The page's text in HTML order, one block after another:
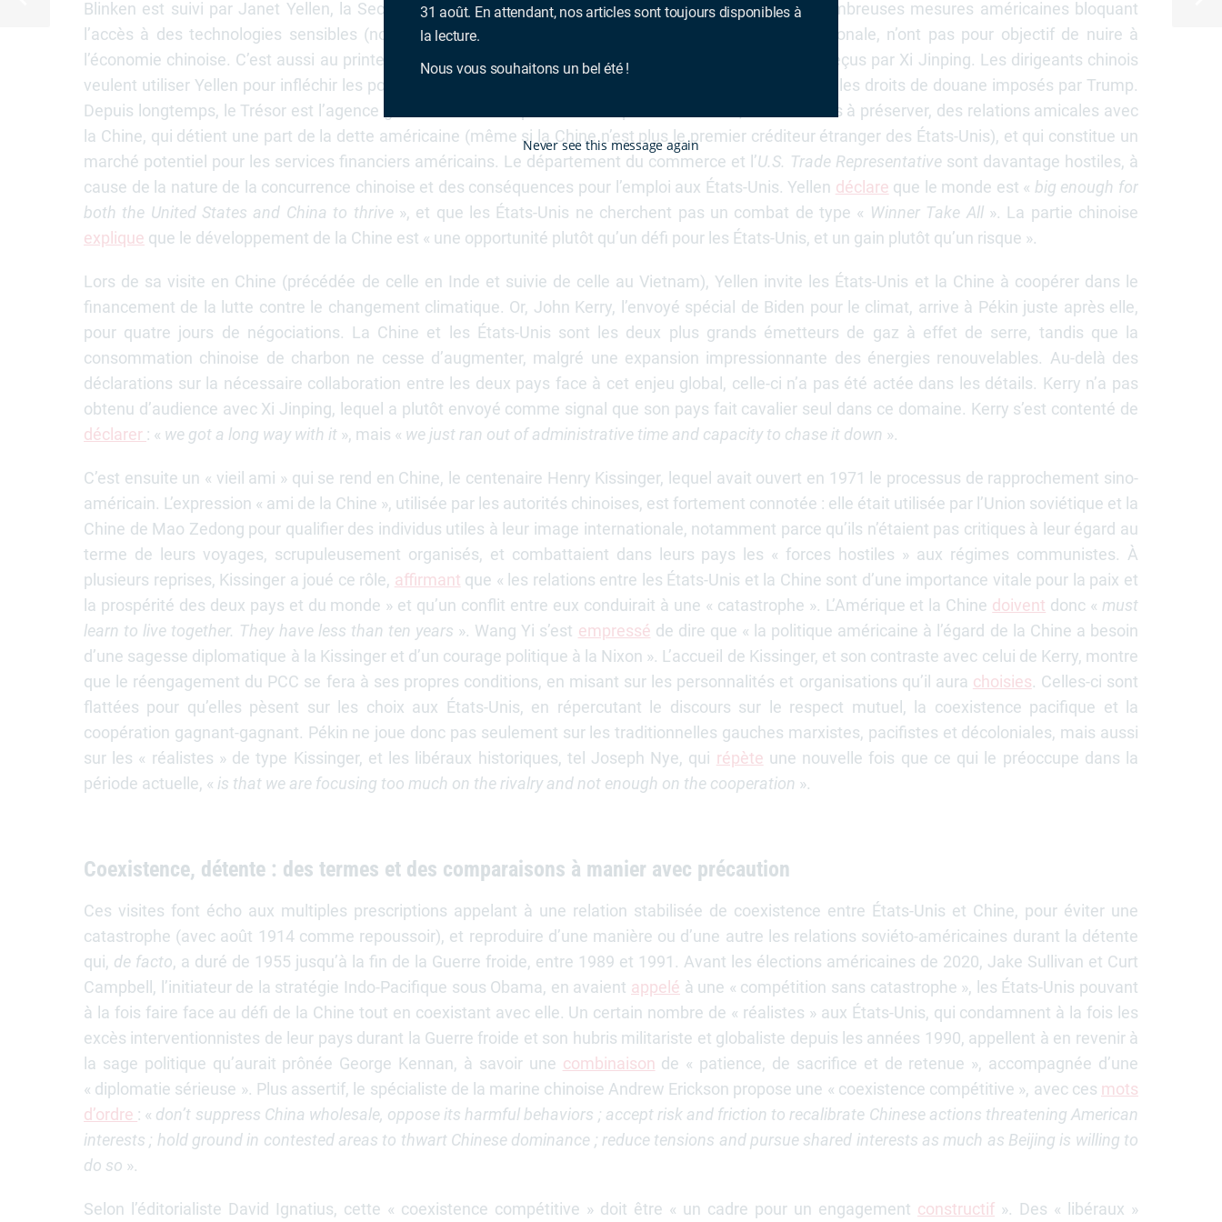
Blinken est suivi par Janet Yellen, la Secrétaire au Trésor, qui cherche à convaincre Pékin que les nombreuses mesures américaines bloquant
l’accès à des technologies sensibles (notamment les semi-conducteurs), au nom de la sécurité nationale, n’ont pas pour objectif de nuire à
l’économie chinoise. C’est aussi au printemps qu’Elon Musk et Bill Gates se rendent en Chine, et sont reçus par Xi Jinping. Les dirigeants chinois
veulent utiliser Yellen pour infléchir les positions de l’administration Biden, d’autant qu’elle avait critiqué les droits de douane imposés par Trump.
Depuis longtemps, le Trésor est l’agence gouvernementale qui cherche le plus à entretenir, et désormais à préserver, des relations amicales avec
la Chine, qui détient une part de la dette américaine (même si la Chine n’est plus le premier créditeur étranger des États-Unis), et qui constitue un
marché potentiel pour les services financiers américains. Le département du commerce et l’U.S. Trade Representative sont davantage hostiles, à
cause de la nature de la concurrence chinoise et des conséquences pour l’emploi aux États-Unis. Yellen déclare que le monde est « big enough for
both the United States and China to thrive», et que les États-Unis ne cherchent pas un combat de type « Winner Take All». La partie chinoise
explique que le développement de la Chine est « une opportunité plutôt qu’un défi pour les États-Unis, et un gain plutôt qu’un risque ».
Lors de sa visite en Chine (précédée de celle en Inde et suivie de celle au Vietnam), Yellen invite les États-Unis et la Chine à coopérer dans le
financement de la lutte contre le changement climatique. Or, John Kerry, l’envoyé spécial de Biden pour le climat, arrive à Pékin juste après elle,
pour quatre jours de négociations. La Chine et les États-Unis sont les deux plus grands émetteurs de gaz à effet de serre, tandis que la
consommation chinoise de charbon ne cesse d’augmenter, malgré une expansion impressionnante des énergies renouvelables. Au-delà des
déclarations sur la nécessaire collaboration entre les deux pays face à cet enjeu global, celle-ci n’a pas été actée dans les détails. Kerry n’a pas
obtenu d’audience avec Xi Jinping, lequel a plutôt envoyé comme signal que son pays fait cavalier seul dans ce domaine. Kerry s’est contenté de
déclarer : « we got a long way with it », mais « we just ran out of administrative time and capacity to chase it down ».
C’est ensuite un « vieil ami » qui se rend en Chine, le centenaire Henry Kissinger, lequel avait ouvert en 1971 le processus de rapprochement sino-
américain. L’expression « ami de la Chine », utilisée par les autorités chinoises, est fortement connotée : elle était utilisée par l’Union soviétique et la
Chine de Mao Zedong pour qualifier des individus utiles à leur image internationale, notamment parce qu’ils n’étaient pas critiques à leur égard au
terme de leurs voyages, scrupuleusement organisés, et combattaient dans leurs pays les « forces hostiles » aux régimes communistes. À
plusieurs reprises, Kissinger a joué ce rôle, affirmant que « les relations entre les États-Unis et la Chine sont d’une importance vitale pour la paix et
la prospérité des deux pays et du monde » et qu’un conflit entre eux conduirait à une « catastrophe ». L’Amérique et la Chine doivent donc « must
learn to live together. They have less than ten years ». Wang Yi s’est empressé de dire que « la politique américaine à l’égard de la Chine a besoin
d’une sagesse diplomatique à la Kissinger et d’un courage politique à la Nixon ». L’accueil de Kissinger, et son contraste avec celui de Kerry, montre
que le réengagement du PCC se fera à ses propres conditions, en misant sur les personnalités et organisations qu’il aura choisies. Celles-ci sont
flattées pour qu’elles pèsent sur les choix aux États-Unis, en répercutant le discours sur le respect mutuel, la coexistence pacifique et la
coopération gagnant-gagnant. Pékin ne joue donc pas seulement sur les traditionnelles gauches marxistes, pacifistes et décoloniales, mais aussi
sur les « réalistes » de type Kissinger, et les libéraux historiques, tel Joseph Nye, qui répète une nouvelle fois que ce qui le préoccupe dans la
période actuelle, « is that we are focusing too much on the rivalry and not enough on the cooperation ».
Coexistence, détente : des termes et des comparaisons à manier avec précaution
Ces visites font écho aux multiples prescriptions appelant à une relation stabilisée de coexistence entre États-Unis et Chine, pour éviter une
catastrophe (avec août 1914 comme repoussoir), et reproduire d’une manière ou d’une autre les relations soviéto-américaines durant la détente
qui, de facto, a duré de 1955 jusqu’à la fin de la Guerre froide, entre 1989 et 1991. Avant les élections américaines de 2020, Jake Sullivan et Curt
Campbell, l’initiateur de la stratégie Indo-Pacifique sous Obama, en avaient appelé à une « compétition sans catastrophe », les États-Unis pouvant
à la fois faire face au défi de la Chine tout en coexistant avec elle. Un certain nombre de « réalistes » aux États-Unis, qui condamnent à la fois les
excès interventionnistes de leur pays durant la Guerre froide et son hubris militariste et globaliste depuis les années 1990, appellent à en revenir à
la sage politique qu’aurait prônée George Kennan, à savoir une combinaison de « patience, de sacrifice et de retenue », accompagnée d’une
« diplomatie sérieuse ». Plus assertif, le spécialiste de la marine chinoise Andrew Erickson propose une « coexistence compétitive », avec ces mots
d’ordre : « don’t suppress China wholesale, oppose its harmful behaviors ; accept risk and friction to recalibrate Chinese actions threatening American
interests ; hold ground in contested areas to thwart Chinese dominance ; reduce tensions and pursue shared interests as much as Beijing is willing to
do so ».
Selon l’éditorialiste David Ignatius, cette « coexistence compétitive » doit être « un cadre pour un engagement constructif ». Des « libéraux »
31 août. En attendant, nos articles sont toujours disponibles à
la lecture.
Nous vous souhaitons un bel été !
Never see this message again